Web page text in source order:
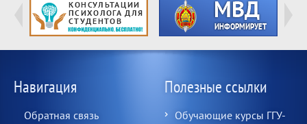
Навигация
Обратная связь
Полезные ссылки
Обучающие курсы ГГУ-